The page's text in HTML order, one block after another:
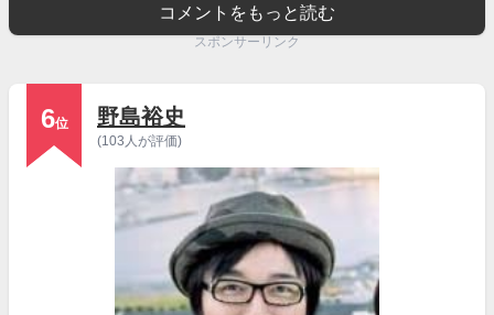
コメントをもっと読む
スポンサーリンク
6位 野島裕史
(103人が評価)